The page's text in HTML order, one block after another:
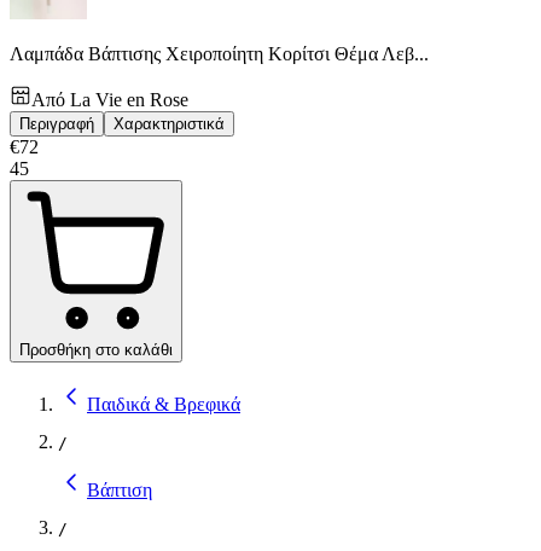
Λαμπάδα Βάπτισης Χειροποίητη Κορίτσι Θέμα Λεβ...
Από La Vie en Rose
Περιγραφή Χαρακτηριστικά
€72
45
Προσθήκη στο καλάθι
Παιδικά & Βρεφικά
/
Βάπτιση
/